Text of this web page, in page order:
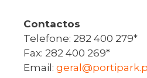
Contactos
Telefone: 282 400 279*
Fax: 282 400 269*
Email: